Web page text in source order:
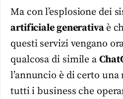
Ma con l’esplosione dei
artificiale generativa è
questi servizi vengano
qualcosa di simile a
l’annuncio è di certo
tutti i business che